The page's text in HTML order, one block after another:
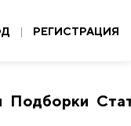
| РЕГИСТРАЦИЯ
Подборки